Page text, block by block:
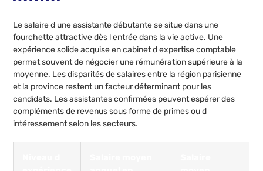
Le salaire d une assistante débutante se situe dans une
fourchette attractive dès l entrée dans la vie active. Une
expérience solide acquise en cabinet d expertise comptable
permet souvent de négocier une rémunération supérieure à la
moyenne. Les disparités de salaires entre la région parisienne
et la province restent un facteur déterminant pour les
candidats. Les assistantes confirmées peuvent espérer des
compléments de revenus sous forme de primes ou d
intéressement selon les secteurs.